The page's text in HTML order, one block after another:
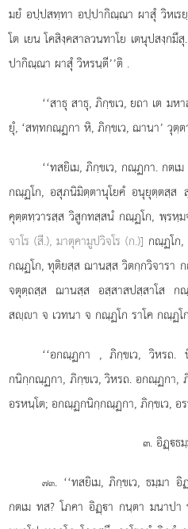
มยํ อปฺปสทฺทา อปฺปากิณฺณา ผาสุํ วิหเรยฺ
โต เยน โคสิงฺคสาลวนทาโย เตนุปสงฺก
ปากิณฺณา ผาสุํ วิหรนฺตี’’ติ .
‘‘สาธุสาธุ, ภิกฺขเว, ยถา เต มห
ยุํ, ‘สทฺทกณฺฏกา หิ, ภิกฺขเว, ฌานา’ วุตฺ
‘‘ทสยิเม, ภิกฺขเว, กณฺฏกา. กตเ
กณฺฏโก, อสุภนิมิตฺตานุโยคํ อนุยุตฺตสฺส
คุตฺตทฺวารสฺส วิสูกทสฺสนํ กณฺฏโก, พฺรหฺม
จาโร (สี.), มาตุคามูปวิจโร (ก.)] กณฺฏโก,
กณฺฏโก, ทุติยสฺส ฌานสฺส วิตกฺกวิจารา
จตุตฺถสฺส ฌานสฺส อสฺสาสปสฺสาโส กณฺ
สฺา จ เวทนา จ กณฺฏโก ราโค กณฺฏโ
‘‘อกณฺฏกา , ภิกฺขเว, วิหรถ.
กนิกฺกณฺฏกา, ภิกฺขเว, วิหรถ. อกณฺฏกา,
อรหนฺโต; อกณฺฏกนิกฺกณฺฏกา, ภิกฺขเว, อ
๓. อิฏฺธ
๗๓. ‘‘ทสยิเม, ภิกฺขเว, ธมฺมา
กตเม ทส? โภคา อิฏฺา กนฺตา มนาป